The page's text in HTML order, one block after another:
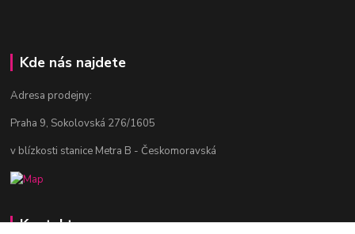
Kde nás najdete
Adresa prodejny:
Praha 9, Sokolovská 276/1605
v blízkosti stanice Metra B - Českomoravská
Kontakty